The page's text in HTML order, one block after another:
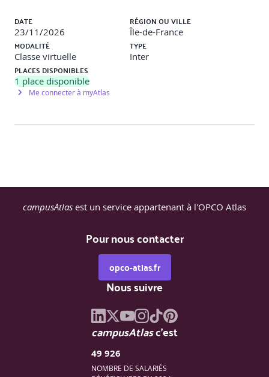
DATE
23/11/2026
RÉGION OU VILLE
Île-de-France
MODALITÉ
Classe virtuelle
TYPE
Inter
PLACES DISPONIBLES
1 place disponible
Me connecter à myAtlas
campusAtlas est un service appartenant à l'OPCO Atlas
Pour nous contacter
opco-atlas.fr
Nous suivre
campusAtlasc'est
49 926
NOMBRE DE SALARIÉS